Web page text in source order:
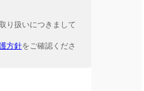
り扱いにつきまして
方針をご確認くださ